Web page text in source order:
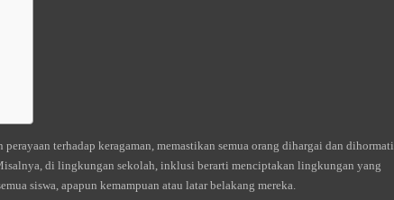
terhadap keragaman, memastikan semua orang dihargai dan dihormati
di lingkungan sekolah, inklusi berarti menciptakan lingkungan yang
siswa, apapun kemampuan atau latar belakang mereka.